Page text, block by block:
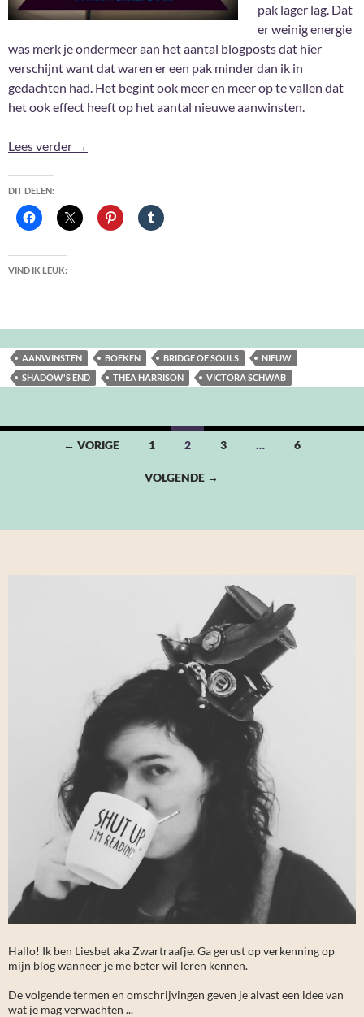
pak lager lag. Dat
er weinig energie
was merk je ondermeer aan het aantal blogposts dat hier
verschijnt want dat waren er een pak minder dan ik in
gedachten had. Het begint ook meer en meer op te vallen dat
het ook effect heeft op het aantal nieuwe aanwinsten.
Lees verder Aanwinsten Maart 2021
→
DIT DELEN:
VIND IK LEUK:
AANWINSTEN BOEKEN BRIDGE OF SOULS
NIEUW
SHADOW'S END
THEA HARRISON VICTORA SCHWAB
Berichten← VORIGE 1 2 3 … 6
VOLGENDE →
Hallo! Ik ben Liesbet aka Zwartraafje. Ga gerust op verkenning op
mijn blog wanneer je me beter wil leren kennen.
De volgende termen en omschrijvingen geven je alvast een idee van
wat je mag verwachten ...